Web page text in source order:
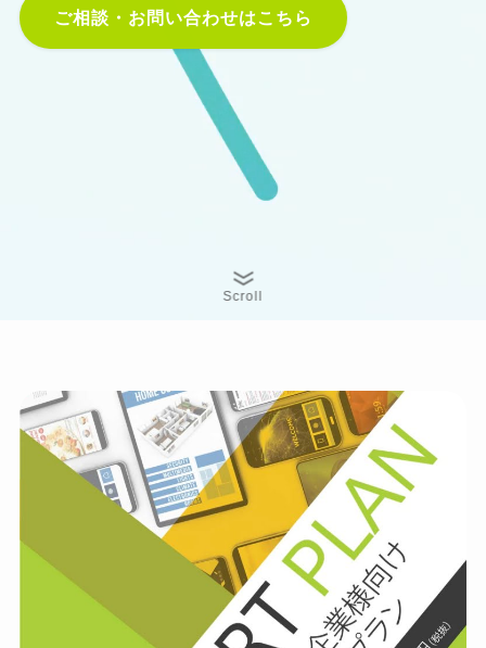
ご相談・お問い合わせはこちら
Scroll